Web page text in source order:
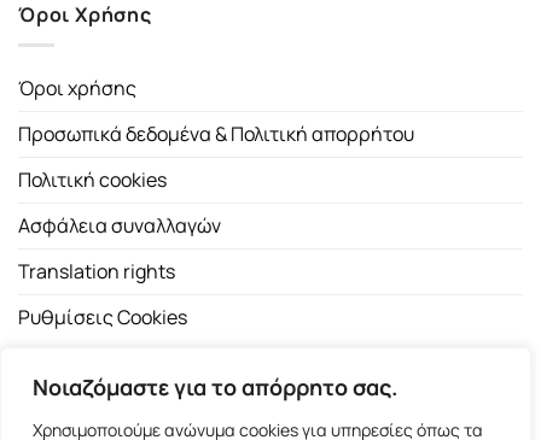
Νοιαζόμαστε για το απόρρητο σας.
Χρησιμοποιούμε ανώνυμα cookies για υπηρεσίες όπως τα
Όροι Χρήσης
Όροι χρήσης
Προσωπικά δεδομένα & Πολιτική απορρήτου
Πολιτική cookies
Ασφάλεια συναλλαγών
Translation rights
Ρυθμίσεις Cookies